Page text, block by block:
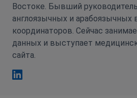
Востоке. Бывший
англоязычных и арабоязычных
координаторов. Сейчас
данных и выступает
сайта.